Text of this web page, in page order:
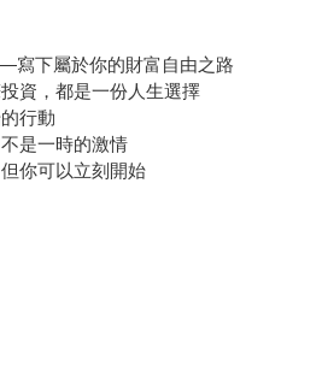
寫下屬於你的財富自由之路
資，都是一份人生選擇
行動
是一時的激情
你可以立刻開始